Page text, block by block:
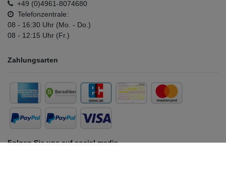
+49 (0)4961-8074680
Telefonzentrale:
08 - 16:30 Uhr (Mo. - Do.)
08 - 12:15 Uhr (Fr.)
Zahlungsarten
Folgen Sie uns auf social media